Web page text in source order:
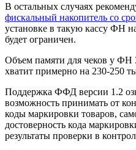
В остальных случаях
фискальный накопитель со
установке в такую кассу ФН
будет ограничен.
Объем памяти для чеков у ФН
хватит примерно на 230-250
Поддержка ФФД версии 1.2
возможность принимать от
коды маркировки товаров,
достоверность кода
результаты проверки в